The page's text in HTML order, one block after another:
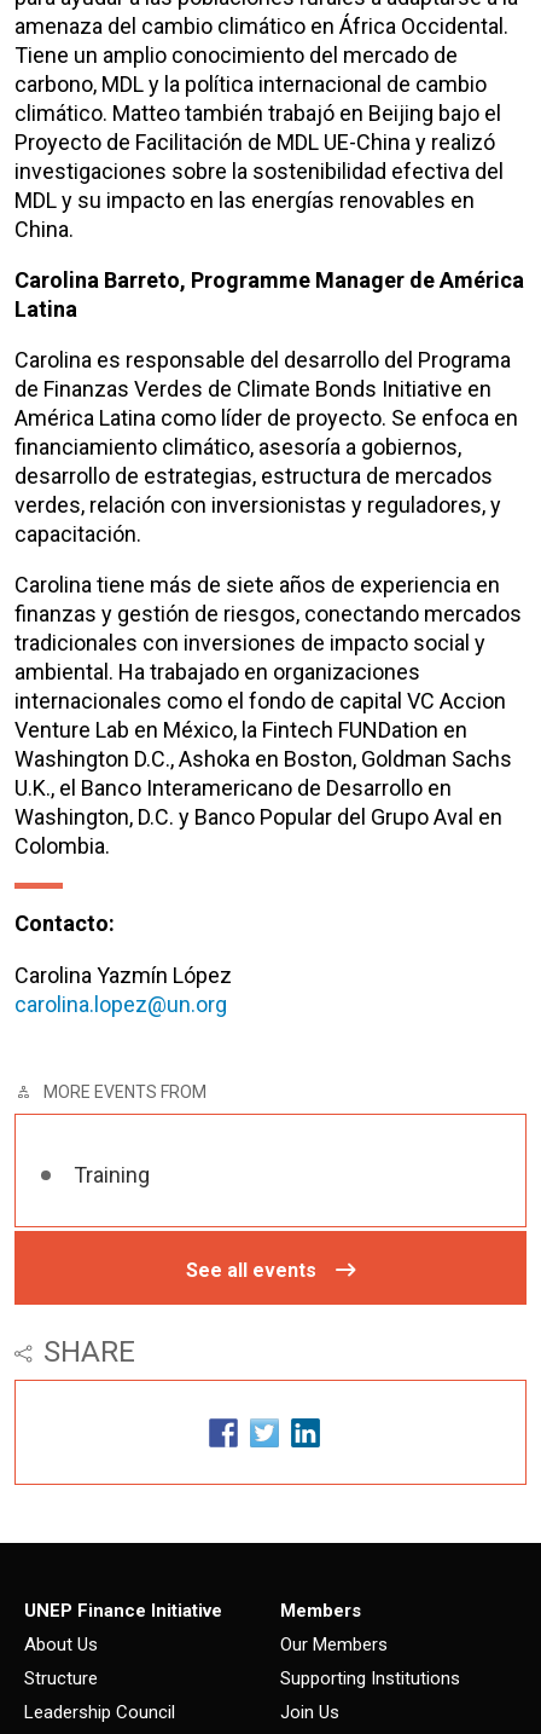
amenaza del cambio climático en África Occidental.
Tiene un amplio conocimiento del mercado de
carbono, MDL y la política internacional de cambio
climático. Matteo también trabajó en Beijing bajo el
Proyecto de Facilitación de MDL UE-China y realizó
investigaciones sobre la sostenibilidad efectiva del
MDL y su impacto en las energías renovables en
China.
Carolina Barreto, Programme Manager de América
Latina
Carolina es responsable del desarrollo del Programa
de Finanzas Verdes de Climate Bonds Initiative en
América Latina como líder de proyecto. Se enfoca en
financiamiento climático, asesoría a gobiernos,
desarrollo de estrategias, estructura de mercados
verdes, relación con inversionistas y reguladores, y
capacitación.
Carolina tiene más de siete años de experiencia en
finanzas y gestión de riesgos, conectando mercados
tradicionales con inversiones de impacto social y
ambiental. Ha trabajado en organizaciones
internacionales como el fondo de capital VC Accion
Venture Lab en México, la Fintech FUNDation en
Washington D.C., Ashoka en Boston, Goldman Sachs
U.K., el Banco Interamericano de Desarrollo en
Washington, D.C. y Banco Popular del Grupo Aval en
Colombia.
Contacto:
Carolina Yazmín López
carolina.lopez@un.org
MORE EVENTS FROM
Training
See all events
SHARE
UNEP Finance Initiative
About Us
Structure
Leadership Council
Members
Our Members
Supporting Institutions
Join Us